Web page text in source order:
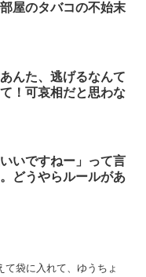
屋のタバコの不始末
んた、逃げるなんて
！可哀相だと思わな
いですねー」って言
どうやらルールがあ
て袋に入れて、ゆうちょ